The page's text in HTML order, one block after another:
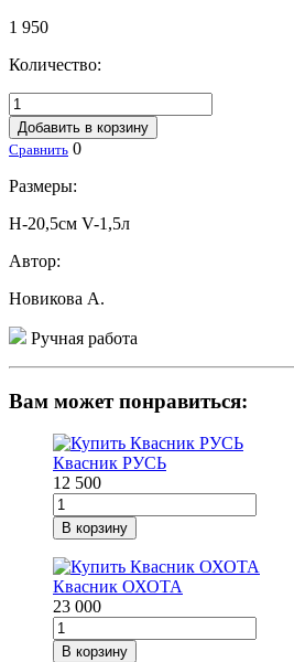
1 950
Количество:
Добавить в корзину
Сравнить 0
Размеры:
Н-20,5см V-1,5л
Автор:
Новикова А.
Ручная работа
Вам может понравиться:
Квасник РУСЬ
12 500
В корзину
Квасник ОХОТА
23 000
В корзину